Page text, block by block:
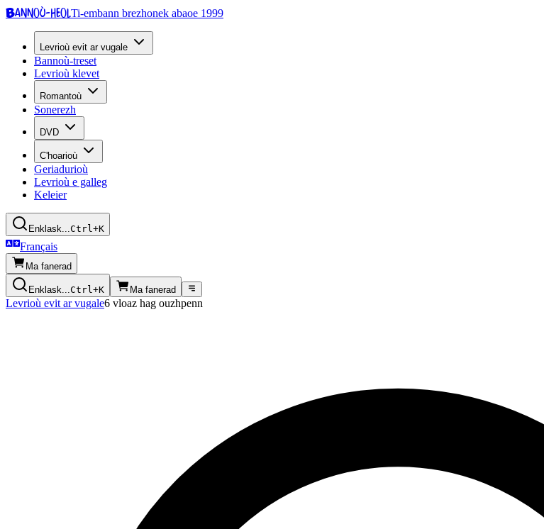
Bannoù-heolTi-embann brezhonek abaoe 1999
Levrioù evit ar vugale
Bannoù-treset
Levrioù klevet
Romantoù
Sonerezh
DVD
C'hoarioù
Geriadurioù
Levrioù e galleg
Keleier
Enklask...Ctrl+K
Français
Ma fanerad
Enklask...Ctrl+K Ma fanerad
Levrioù evit ar vugale6 vloaz hag ouzhpenn